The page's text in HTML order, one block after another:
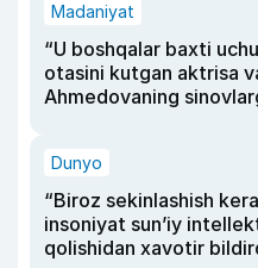
Madaniyat
“U boshqalar baxti
otasini kutgan aktrisa
Ahmedovaning
Dunyo
“Biroz sekinlashish
insoniyat sun’iy
qolishidan xavotir